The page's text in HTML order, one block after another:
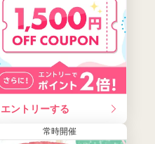
エントリーする
常時開催